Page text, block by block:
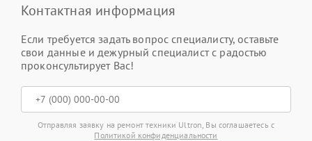
Контактная информация
Если требуется задать вопрос специалисту, оставьте
свои данные и дежурный специалист с радостью
проконсультирует Вас!
Отправляя заявку на ремонт техники Ultron, Вы соглашаетесь с
Политикой конфиденциальности